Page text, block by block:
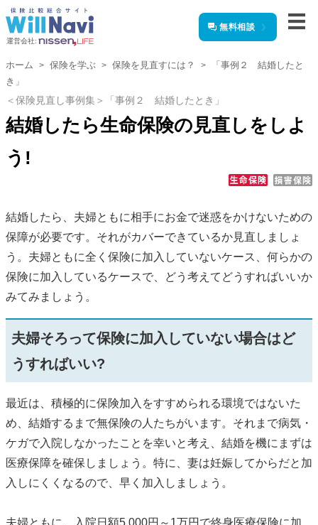
運営会社:
無料相談
ホーム 保険を学ぶ 保険を見直すには？
「事例２ 結婚したと
き」
＜保険見直し事例集＞「事例２ 結婚したとき」
結婚したら生命保険の見直しをしよ
う!
結婚したら、夫婦ともに相手にお金で迷惑をかけないための
保障が必要です。それがカバーできているか見直しましょ
う。夫婦ともに全く保険に加入していないケース、何らかの
保険に加入しているケースで、どう考えてどうすればいいか
みてみましょう。
夫婦そろって保険に加入していない場合はど
うすればいい?
最近は、積極的に保険加入をすすめられる環境ではないた
め、結婚するまで無保険の人たちがいます。それまで病気・
ケガで入院しなかったことを幸いと考え、結婚を機にまずは
医療保障を確保しましょう。特に、妻は妊娠してからだと加
入しにくくなるので、早く加入しましょう。
夫婦ともに、入院日額5,000円～1万円で終身医療保険に加